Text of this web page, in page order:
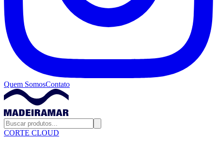
Quem SomosContato
CORTE CLOUD